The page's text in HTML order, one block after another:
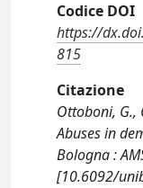
Codice DOI
https://
815
Citazione
Ottoboni, G.,
Abuses in
Bologna :
[10.6092/